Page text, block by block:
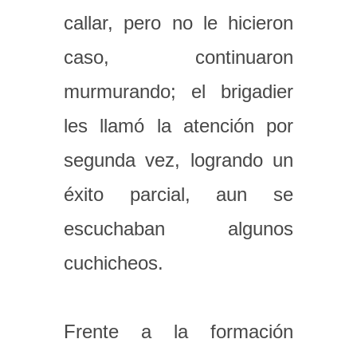
callar, pero no le hicieron
caso, continuaron
murmurando; el brigadier
les llamó la atención por
segunda vez, logrando un
éxito parcial, aun se
escuchaban algunos
cuchicheos.
Frente a la formación